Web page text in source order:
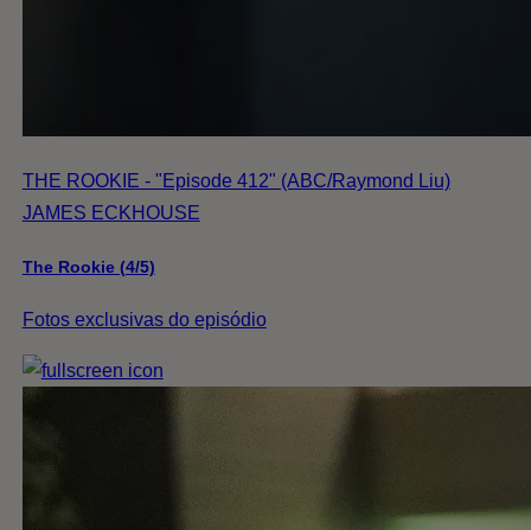
THE ROOKIE - "Episode 412" (ABC/Raymond Liu)
JAMES ECKHOUSE
The Rookie (4/5)
Fotos exclusivas do episódio